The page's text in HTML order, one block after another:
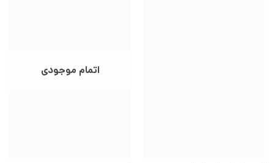
اتمام موجودی